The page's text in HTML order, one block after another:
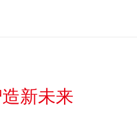
新未来